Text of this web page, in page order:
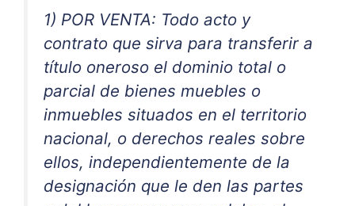
1) POR VENTA: Todo acto y
contrato que sirva para transferir a
título oneroso el dominio total o
parcial de bienes muebles o
inmuebles situados en el territorio
nacional, o derechos reales sobre
ellos, independientemente de la
designación que le den las partes